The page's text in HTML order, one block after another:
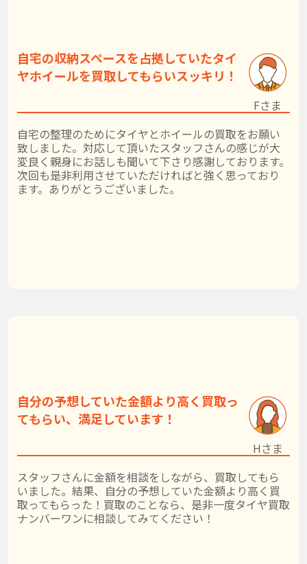
自宅の収納スペースを占拠していたタイ
ヤホイールを買取してもらいスッキリ！
自宅の整理のためにタイヤとホイールの買取をお願い
致しました。対応して頂いたスタッフさんの感じが大
変良く親身にお話しも聞いて下さり感謝しております。
次回も是非利用させていただければと強く思っており
ます。ありがとうございました。
Fさま
自分の予想していた金額より高く買取っ
てもらい、満足しています！
スタッフさんに金額を相談をしながら、買取してもら
いました。結果、自分の予想していた金額より高く買
取ってもらった！買取のことなら、是非一度タイヤ買取
ナンバーワンに相談してみてください！
Hさま